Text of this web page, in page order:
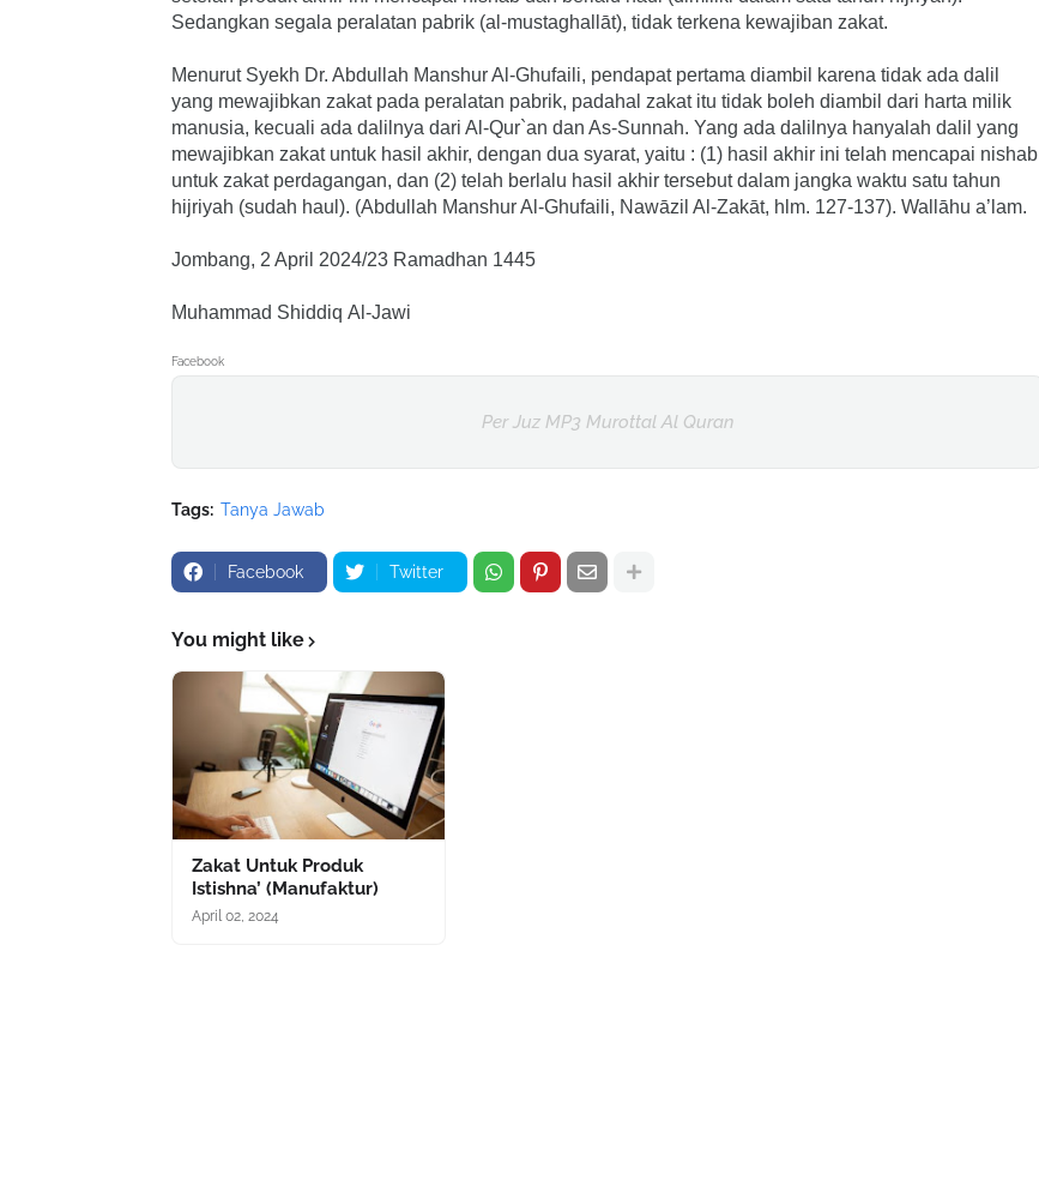
Sedangkan segala peralatan pabrik (al-mustaghallāt), tidak terkena kewajiban zakat.
Menurut Syekh Dr. Abdullah Manshur Al-Ghufaili, pendapat pertama diambil karena tidak ada dalil
yang mewajibkan zakat pada peralatan pabrik, padahal zakat itu tidak boleh diambil dari harta milik
manusia, kecuali ada dalilnya dari Al-Qur`an dan As-Sunnah. Yang ada dalilnya hanyalah dalil yang
mewajibkan zakat untuk hasil akhir, dengan dua syarat, yaitu : (1) hasil akhir ini telah mencapai nishab
untuk zakat perdagangan, dan (2) telah berlalu hasil akhir tersebut dalam jangka waktu satu tahun
hijriyah (sudah haul). (Abdullah Manshur Al-Ghufaili, Nawāzil Al-Zakāt, hlm. 127-137). Wallāhu a’lam.
Jombang, 2 April 2024/23 Ramadhan 1445
Muhammad Shiddiq Al-Jawi
Facebook
Per Juz MP3 Murottal Al Quran
Tags: Tanya Jawab
Facebook Twitter
You might like
Zakat Untuk Produk
Istishna’ (Manufaktur)
April 02, 2024